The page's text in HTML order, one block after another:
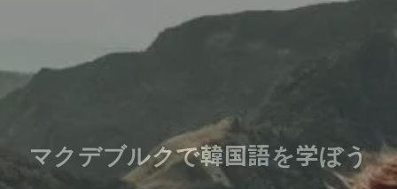
マクデブルクで韓国語を学ぼう